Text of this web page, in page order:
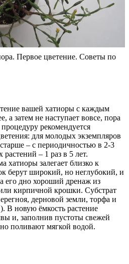
Первое цветение. Советы по
вашей хатиоры с каждым
а затем не наступает вовсе, пора
рекомендуется
для молодых экземпляров
– с периодичностью в 2-3
– 1 раз в 5 лет.
хатиоры залегает близко к
берут широкий, но неглубокий, и
его дно хороший дренаж из
кирпичной крошки. Субстрат
дерновой земли, торфа и
В новую ёмкость растение
и, заполнив пустоты свежей
поливают мягкой водой.